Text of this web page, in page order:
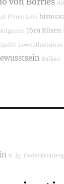
Primo Levi
Bulgarien Jörn Rüsen
Lowenthalismus
Balkan
8. Jg.